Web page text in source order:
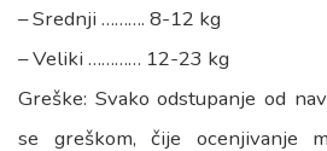
– Srednji ………. 8-12 kg
– Veliki ………… 12-23 kg
Greške: Svako odstupanje od
se greškom, čije ocenjivanje